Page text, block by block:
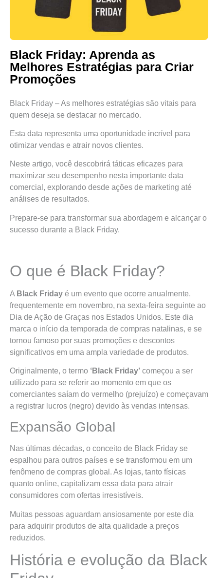
Black Friday: Aprenda as
Melhores Estratégias para Criar
Promoções
Black Friday – As melhores estratégias são vitais para
quem deseja se destacar no mercado.
Esta data representa uma oportunidade incrível para
otimizar vendas e atrair novos clientes.
Neste artigo, você descobrirá táticas eficazes para
maximizar seu desempenho nesta importante data
comercial, explorando desde ações de marketing até
análises de resultados.
Prepare-se para transformar sua abordagem e alcançar o
sucesso durante a Black Friday.
O que é Black Friday?
A Black Friday é um evento que ocorre anualmente,
frequentemente em novembro, na sexta-feira seguinte ao
Dia de Ação de Graças nos Estados Unidos. Este dia
marca o início da temporada de compras natalinas, e se
tornou famoso por suas promoções e descontos
significativos em uma ampla variedade de produtos.
Originalmente, o termo ‘Black Friday’ começou a ser
utilizado para se referir ao momento em que os
comerciantes saíam do vermelho (prejuízo) e começavam
a registrar lucros (negro) devido às vendas intensas.
Expansão Global
Nas últimas décadas, o conceito de Black Friday se
espalhou para outros países e se transformou em um
fenômeno de compras global. As lojas, tanto físicas
quanto online, capitalizam essa data para atrair
consumidores com ofertas irresistíveis.
Muitas pessoas aguardam ansiosamente por este dia
para adquirir produtos de alta qualidade a preços
reduzidos.
História e evolução da Black